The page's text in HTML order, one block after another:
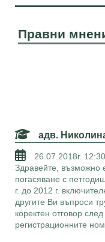
Правни
адв.
26.07.2018г. 12:30
Здравейте, възможно
погасяване с
г. до 2012 г.
другите Ви въпроси
коректен отговор
регистрационните